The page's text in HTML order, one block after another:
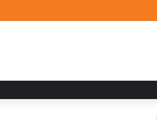
en el MUTVI 2026